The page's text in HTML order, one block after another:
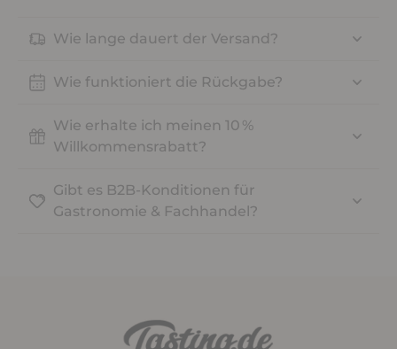
Wie lange dauert der Versand?
Wie funktioniert die Rückgabe?
Wie erhalte ich meinen 10 %
Willkommensrabatt?
Gibt es B2B-Konditionen für
Gastronomie & Fachhandel?